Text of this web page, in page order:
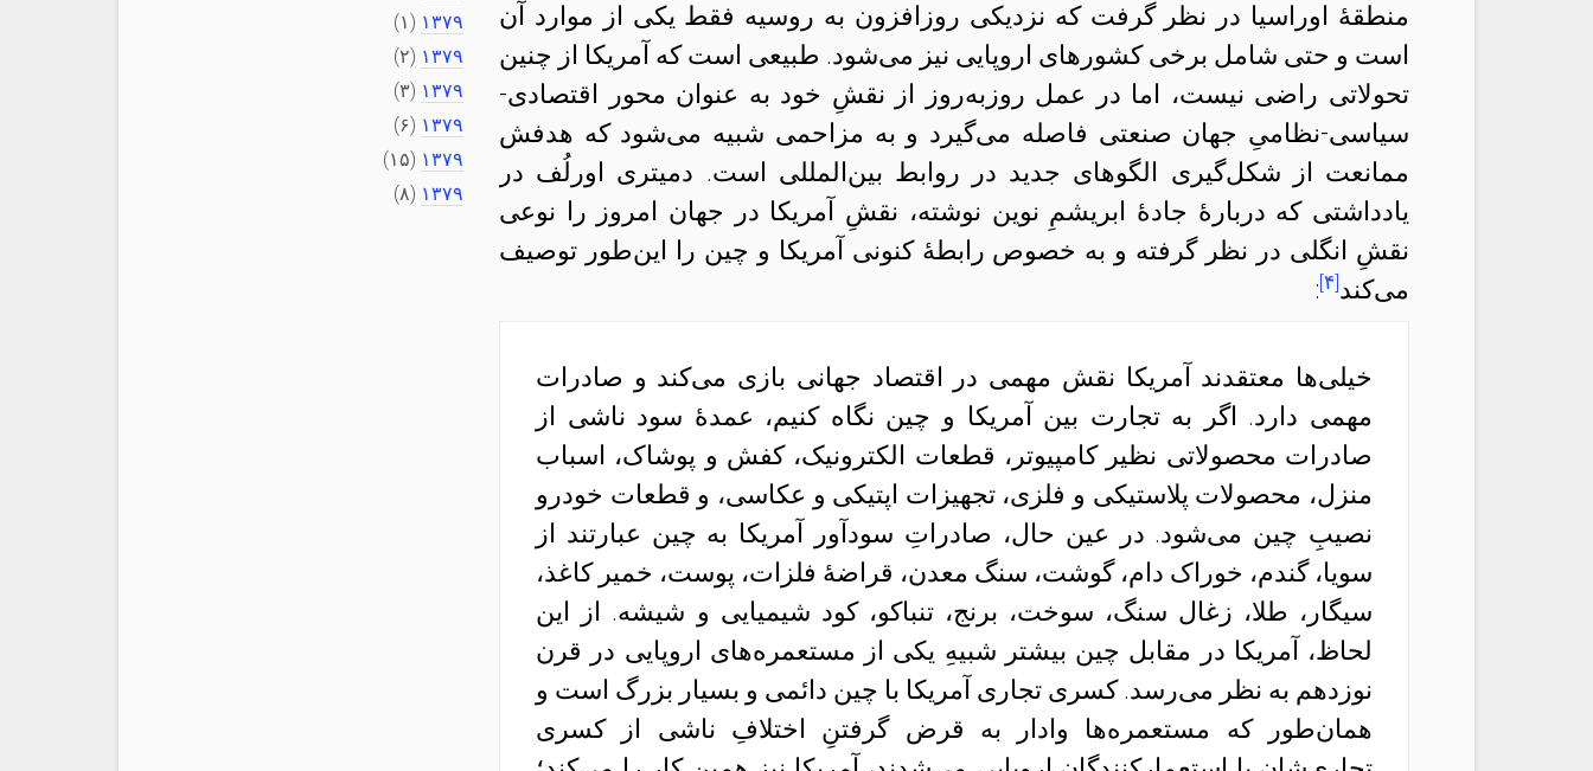
منطقهٔ اوراسیا در نظر گرفت که نزدیکی روزافزون به روسیه فقط یکی از موارد آن
است و حتی شامل برخی کشورهای اروپایی نیز می‌شود. طبیعی است که آمریکا از چنین
تحولاتی راضی نیست، اما در عمل روزبه‌روز از نقشِ خود به عنوان محور اقتصادی-
سیاسی-نظامیِ جهان صنعتی فاصله می‌گیرد و به مزاحمی شبیه می‌شود که هدفش
ممانعت از شکل‌گیری الگوهای جدید در روابط بین‌المللی است. دمیتری اورلُف در
یادداشتی که دربارهٔ جادهٔ ابریشمِ نوین نوشته، نقشِ آمریکا در جهان امروز را نوعی
نقشِ انگلی در نظر گرفته و به خصوص رابطهٔ کنونی آمریکا و چین را این‌طور توصیف
می‌کند[۴]:
خیلی‌ها معتقدند آمریکا نقش مهمی در اقتصاد جهانی بازی می‌کند و صادرات
مهمی دارد. اگر به تجارت بین آمریکا و چین نگاه کنیم، عمدهٔ سود ناشی از
صادرات محصولاتی نظیر کامپیوتر، قطعات الکترونیک، کفش و پوشاک، اسباب
منزل، محصولات پلاستیکی و فلزی، تجهیزات اپتیکی و عکاسی، و قطعات خودرو
نصیبِ چین می‌شود. در عین حال، صادراتِ سودآور آمریکا به چین عبارتند از
سویا، گندم، خوراک دام، گوشت، سنگ معدن، قراضهٔ فلزات، پوست، خمیر کاغذ،
سیگار، طلا، زغال سنگ، سوخت، برنج، تنباکو، کود شیمیایی و شیشه. از این
لحاظ، آمریکا در مقابل چین بیشتر شبیهِ یکی از مستعمره‌های اروپایی در قرن
نوزدهم به نظر می‌رسد. کسری تجاری آمریکا با چین دائمی و بسیار بزرگ است و
همان‌طور که مستعمره‌ها وادار به قرض گرفتنِ اختلافِ ناشی از کسری
۱۳۷۹ (۱)
۱۳۷۹ (۲)
۱۳۷۹ (۳)
۱۳۷۹ (۶)
۱۳۷۹ (۱۵)
۱۳۷۹ (۸)